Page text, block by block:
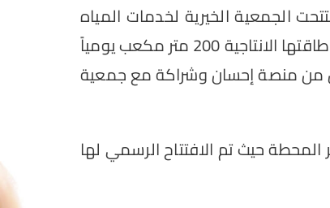
الجمعية الخيرية لخدمات المياه
الصالحة للشرب إرواء محطة تحلية المياه بمركز العجلية، والتي تبلغ طاقتها الانتاجية 200 متر مكعب يومياً
من منصة إحسان وشراكة مع جمعية
حيث تم الافتتاح الرسمي لها